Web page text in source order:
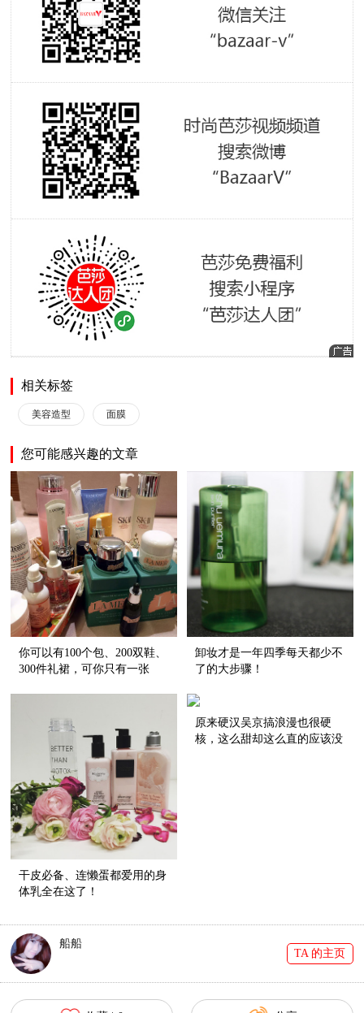
相关标签
美容造型 面膜
您可能感兴趣的文章
你可以有100个包、200双鞋、
300件礼裙，可你只有一张
卸妆才是一年四季每天都少不
了的大步骤！
干皮必备、连懒蛋都爱用的身
体乳全在这了！
原来硬汉吴京搞浪漫也很硬
核，这么甜却这么直的应该没
船船
TA 的主页